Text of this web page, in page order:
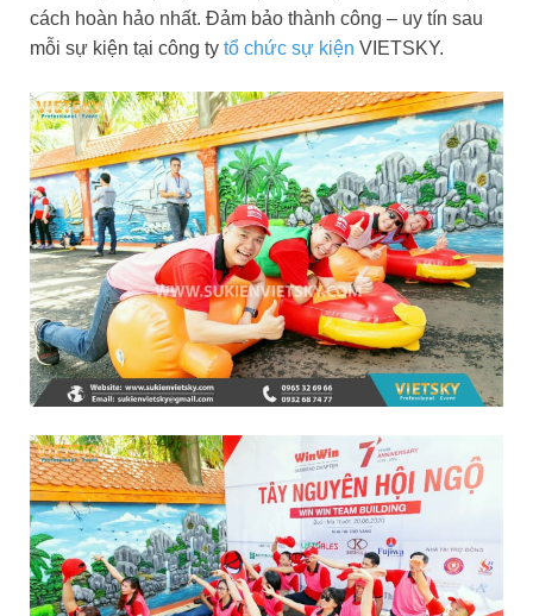
cách hoàn hảo nhất. Đảm bảo thành công – uy tín sau
mỗi sự kiện tại công ty tổ chức sự kiện VIETSKY.